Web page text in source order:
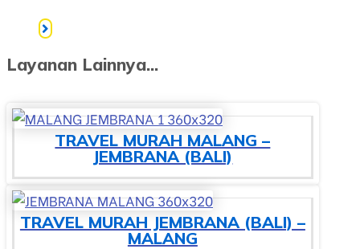
Layanan Lainnya...
TRAVEL MURAH MALANG –
JEMBRANA (BALI)
TRAVEL MURAH JEMBRANA (BALI) –
MALANG